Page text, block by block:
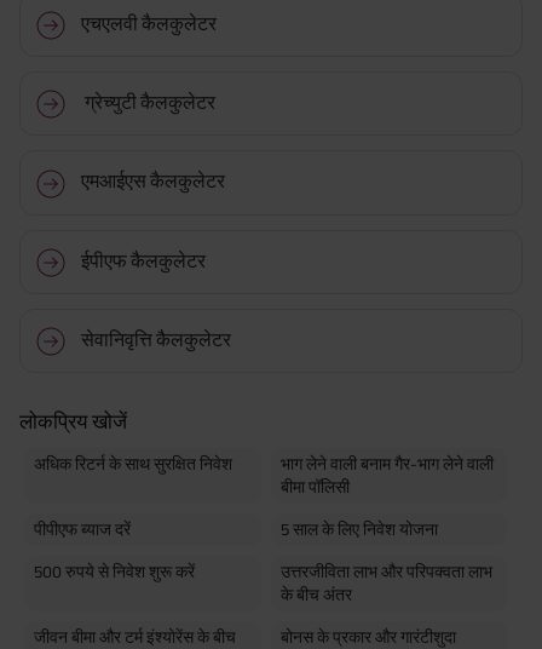
एचएलवी कैलकुलेटर
ग्रेच्युटी कैलकुलेटर
एमआईएस कैलकुलेटर
ईपीएफ कैलकुलेटर
सेवानिवृत्ति कैलकुलेटर
लोकप्रिय खोजें
अधिक रिटर्न के साथ सुरक्षित निवेश
भाग लेने वाली बनाम गैर-भाग लेने वाली
बीमा पॉलिसी
पीपीएफ ब्याज दरें 5 साल के लिए निवेश योजना
500 रुपये से निवेश शुरू करें
उत्तरजीविता लाभ और परिपक्वता लाभ
के बीच अंतर
जीवन बीमा और टर्म इंश्योरेंस के बीच
बोनस के प्रकार और गारंटीशुदा